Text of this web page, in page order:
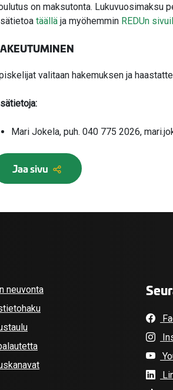
on maksutonta. Lukuvuosimaksu
täällä ja myöhemmin REDUn
valitaan hakemuksen ja
Mari Jokela, puh. 040 775 2026,
Jaa sivu
neuvonta